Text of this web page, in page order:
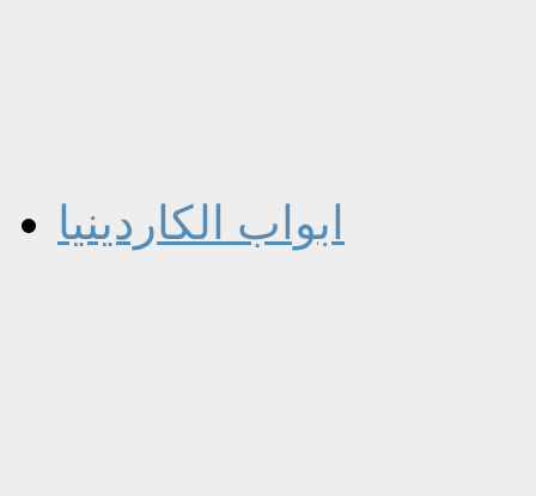
ابواب الكاردينيا